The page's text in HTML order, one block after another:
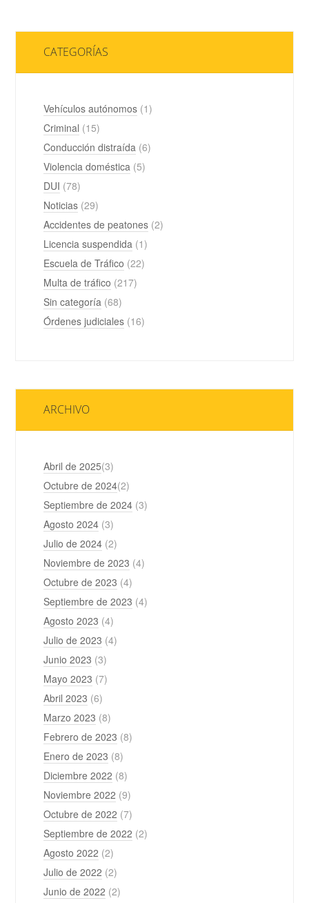
CATEGORÍAS
Vehículos autónomos (1)
Criminal (15)
Conducción distraída (6)
Violencia doméstica (5)
DUI (78)
Noticias (29)
Accidentes de peatones (2)
Licencia suspendida (1)
Escuela de Tráfico (22)
Multa de tráfico (217)
Sin categoría (68)
Órdenes judiciales (16)
ARCHIVO
Abril de 2025(3)
Octubre de 2024(2)
Septiembre de 2024 (3)
Agosto 2024 (3)
Julio de 2024 (2)
Noviembre de 2023 (4)
Octubre de 2023 (4)
Septiembre de 2023 (4)
Agosto 2023 (4)
Julio de 2023 (4)
Junio 2023 (3)
Mayo 2023 (7)
Abril 2023 (6)
Marzo 2023 (8)
Febrero de 2023 (8)
Enero de 2023 (8)
Diciembre 2022 (8)
Noviembre 2022 (9)
Octubre de 2022 (7)
Septiembre de 2022 (2)
Agosto 2022 (2)
Julio de 2022 (2)
Junio de 2022 (2)